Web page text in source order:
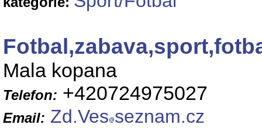
Mala kopana
Telefon: +420724975027
Email: Zd.Ves seznam.cz